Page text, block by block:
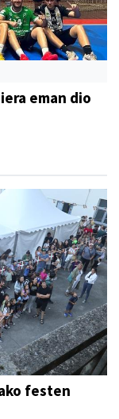
eman dio
festen